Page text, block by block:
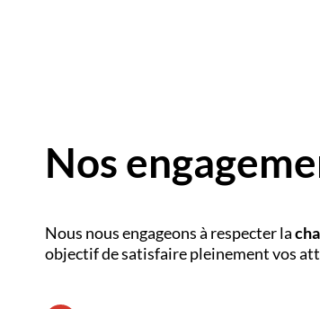
Nos
Nous nous engageons à respecter la
objectif de satisfaire pleinement vos